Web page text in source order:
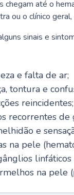
chegam até o
ou o clínico
sinais e
e falta de ar;
tontura e
reincidentes;
recorrentes de
e
na pele
na pele